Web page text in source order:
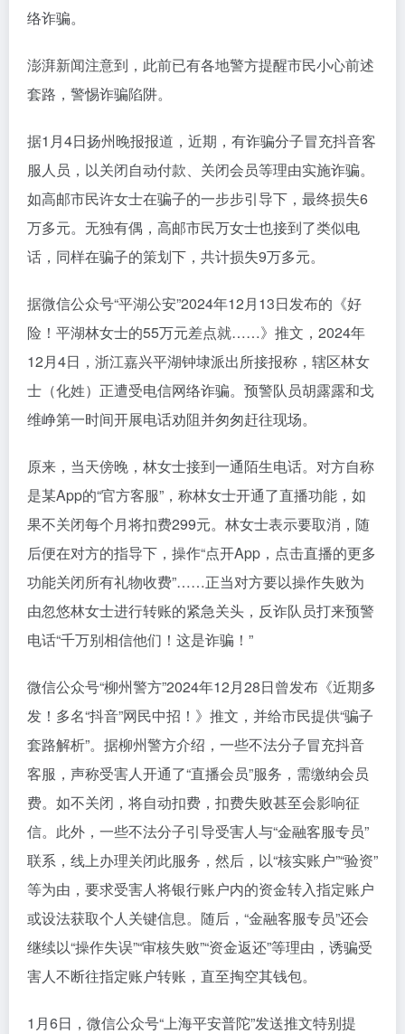
络诈骗。
澎湃新闻注意到，此前已有各地警方提醒市民小心前述
套路，警惕诈骗陷阱。
据1月4日扬州晚报报道，近期，有诈骗分子冒充抖音客
服人员，以关闭自动付款、关闭会员等理由实施诈骗。
如高邮市民许女士在骗子的一步步引导下，最终损失6
万多元。无独有偶，高邮市民万女士也接到了类似电
话，同样在骗子的策划下，共计损失9万多元。
据微信公众号“平湖公安”2024年12月13日发布的《好
险！平湖林女士的55万元差点就……》推文，2024年
12月4日，浙江嘉兴平湖钟埭派出所接报称，辖区林女
士（化姓）正遭受电信网络诈骗。预警队员胡露露和戈
维峥第一时间开展电话劝阻并匆匆赶往现场。
原来，当天傍晚，林女士接到一通陌生电话。对方自称
是某App的“官方客服”，称林女士开通了直播功能，如
果不关闭每个月将扣费299元。林女士表示要取消，随
后便在对方的指导下，操作“点开App，点击直播的更多
功能关闭所有礼物收费”……正当对方要以操作失败为
由忽悠林女士进行转账的紧急关头，反诈队员打来预警
电话“千万别相信他们！这是诈骗！”
微信公众号“柳州警方”2024年12月28日曾发布《近期多
发！多名“抖音”网民中招！》推文，并给市民提供“骗子
套路解析”。据柳州警方介绍，一些不法分子冒充抖音
客服，声称受害人开通了“直播会员”服务，需缴纳会员
费。如不关闭，将自动扣费，扣费失败甚至会影响征
信。此外，一些不法分子引导受害人与“金融客服专员”
联系，线上办理关闭此服务，然后，以“核实账户”“验资”
等为由，要求受害人将银行账户内的资金转入指定账户
或设法获取个人关键信息。随后，“金融客服专员”还会
继续以“操作失误”“审核失败”“资金返还”等理由，诱骗受
害人不断往指定账户转账，直至掏空其钱包。
1月6日，微信公众号“上海平安普陀”发送推文特别提